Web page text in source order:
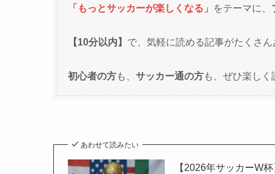
「もっとサッカーが楽しくなる」 をテーマに、
【10分以内】 で、気軽に読める記事がたくさん
初心者の方も、 サッカー通の方も、ぜひ楽しく
あわせて読みたい
【2026年サッカーW